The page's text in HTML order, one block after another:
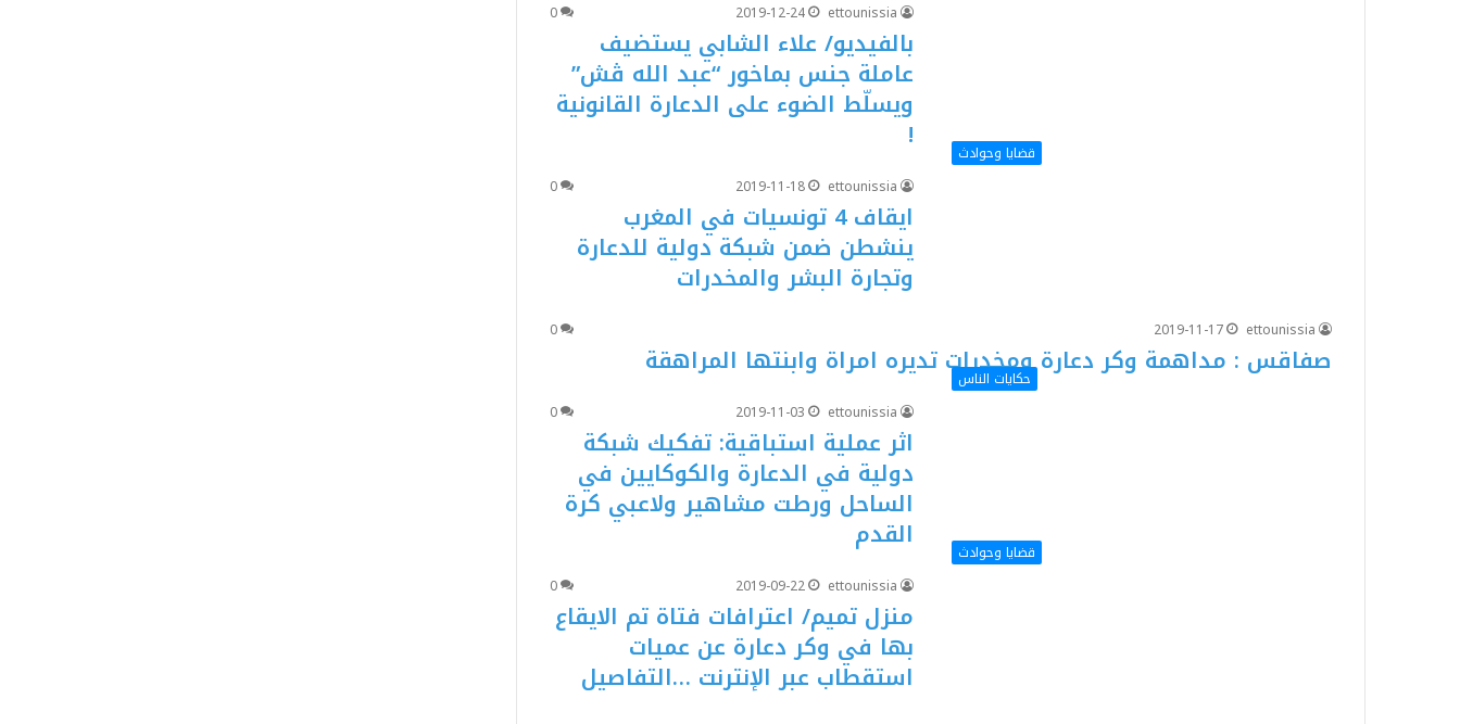
ettounissia
2019-12-24
0
بالفيديو/ علاء الشابي يستضيف
عاملة جنس بماخور “عبد الله ڨش”
ويسلّط الضوء على الدعارة القانونية
!
قضايا وحوادث
ettounissia
2019-11-18
0
ايقاف 4 تونسيات في المغرب
ينشطن ضمن شبكة دولية للدعارة
وتجارة البشر والمخدرات
ettounissia
2019-11-17
0
صفاقس : مداهمة وكر دعارة ومخدرات تديره امراة وابنتها المراهقة
حكايات الناس
ettounissia
2019-11-03
0
اثر عملية استباقية: تفكيك شبكة
دولية في الدعارة والكوكايين في
الساحل ورطت مشاهير ولاعبي كرة
القدم
قضايا وحوادث
ettounissia
2019-09-22
0
منزل تميم/ اعترافات فتاة تم الايقاع
بها في وكر دعارة عن عميات
استقطاب عبر الإنترنت …التفاصيل